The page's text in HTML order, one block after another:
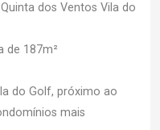
dos Ventos Vila do
de 187m²
do Golf, próximo ao
mais